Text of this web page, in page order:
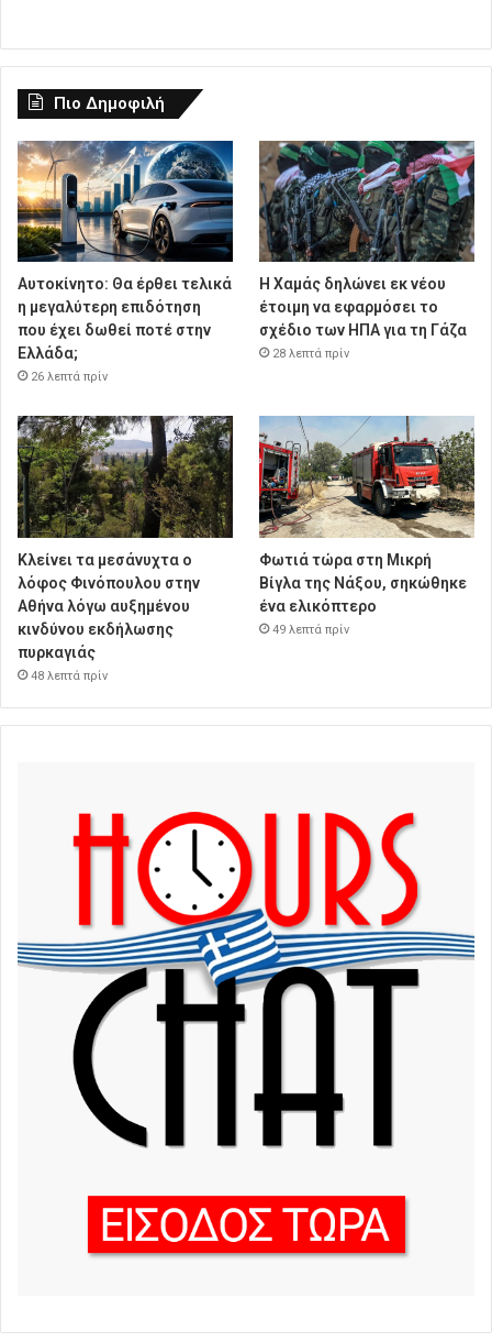
Πιο Δημοφιλή
Αυτοκίνητο: Θα έρθει τελικά
η μεγαλύτερη επιδότηση
που έχει δωθεί ποτέ στην
Ελλάδα;
26 λεπτά πρίν
Η Χαμάς δηλώνει εκ νέου
έτοιμη να εφαρμόσει το
σχέδιο των ΗΠΑ για τη Γάζα
28 λεπτά πρίν
Κλείνει τα μεσάνυχτα ο
λόφος Φινόπουλου στην
Αθήνα λόγω αυξημένου
κινδύνου εκδήλωσης
πυρκαγιάς
48 λεπτά πρίν
Φωτιά τώρα στη Μικρή
Βίγλα της Νάξου, σηκώθηκε
ένα ελικόπτερο
49 λεπτά πρίν